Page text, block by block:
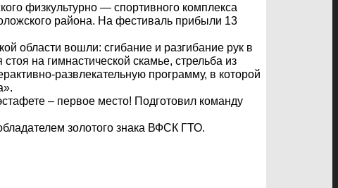
физкультурно — спортивного комплекса
района. На фестиваль прибыли 13
области вошли: сгибание и разгибание рук в
на гимнастической скамье, стрельба из
развлекательную программу, в которой
– первое место! Подготовил команду
золотого знака ВФСК ГТО.